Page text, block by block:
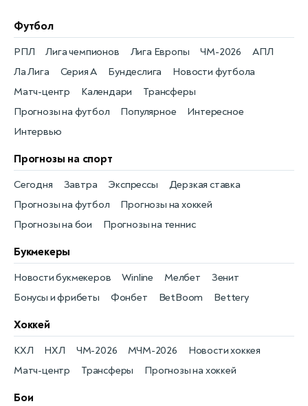
Футбол
Новости футбола
РПЛ
Матч-центр
Лига чемпионов
Календари
Лига Европы
Трансферы
ЧМ-2026
Прогнозы на футбол
АПЛ
Популярное
Ла Лига
Интересное
Серия А
Интервью
Бундеслига
Прогнозы на спорт
Прогнозы на футбол
Сегодня
Прогнозы на хоккей
Завтра
Прогнозы на бои
Экспрессы
Прогнозы на теннис
Дерзкая ставка
Букмекеры
Бонусы и фрибеты
Новости букмекеров
Фонбет
Winline
BetBoom
Мелбет
Bettery
Зенит
Хоккей
Новости хоккея
КХЛ
Матч-центр
НХЛ
Трансферы
ЧМ-2026
Прогнозы на хоккей
МЧМ-2026
Бои